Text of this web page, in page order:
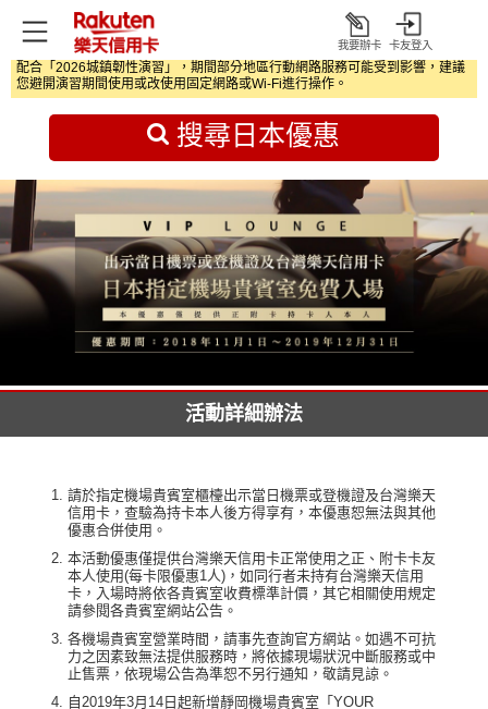
打
開
我要辦卡 卡友登入
配合「2026城鎮韌性演習」，期間部分地區行動網路服務可能受到影響，建議
您避開演習期間使用或改使用固定網路或Wi‑Fi進行操作。
首頁 日本旅遊優惠
搜尋日本優惠
活動詳細辦法
請於指定機場貴賓室櫃檯出示當日機票或登機證及台灣樂天
信用卡，查驗為持卡本人後方得享有，本優惠恕無法與其他
優惠合併使用。
本活動優惠僅提供台灣樂天信用卡正常使用之正、附卡卡友
本人使用(每卡限優惠1人)，如同行者未持有台灣樂天信用
卡，入場時將依各貴賓室收費標準計價，其它相關使用規定
請參閱各貴賓室網站公告。
各機場貴賓室營業時間，請事先查詢官方網站。如遇不可抗
力之因素致無法提供服務時，將依據現場狀況中斷服務或中
止售票，依現場公告為準恕不另行通知，敬請見諒。
自2019年3月14日起新增靜岡機場貴賓室「YOUR